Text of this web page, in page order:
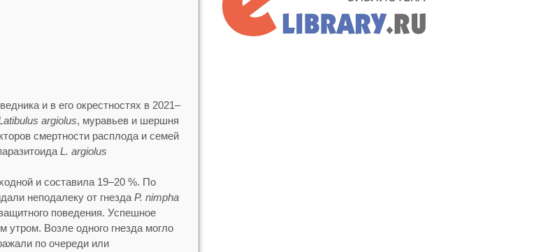
и в его окрестностях в 2021–
argiolus, муравьев и шершня
смертности расплода и семей
L. argiolus
и составила 19–20 %. По
неподалеку от гнезда P. nimpha
поведения. Успешное
утром. Возле одного гнезда могло
по очереди или